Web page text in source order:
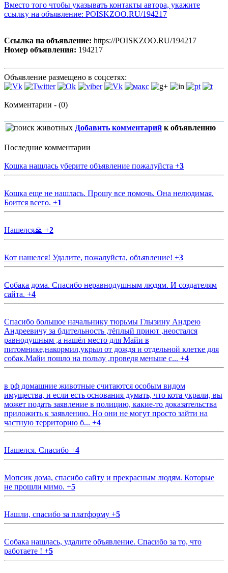
Вместо того чтобы указывать контакты автора, укажите
ссылку на объявление: POISKZOO.RU/194217
Ссылка на объявление: https://POISKZOO.RU/194217
Номер объявления: 194217
Объявление размещено в соцсетях:
Комментарии - (0)
Добавить комментарий к объявлению
Последние комментарии
Кошка нашлась уберите объявление пожалуйста +3
Кошка еще не нашлась. Прошу все помочь. Она нелюдимая.
Боится всего. +1
Нашелся🙏 +2
Кот нашелся! Удалите, пожалуйста, объявление! +3
Собака дома. Спасибо неравнодушным людям. И создателям
сайта. +4
Спасибо большое начальнику тюрьмы Глызину Андрею
Андреевичу за бдительность ,тёплый приют ,неостался
равнодушным ,а нашёл место для Майи в
питомнике,накормил,укрыл от дождя и отдельной клетке для
собак.Майи пошло на пользу ,проведя меньше с... +4
в рф домашние животные считаются особым видом
имущества, и если есть основания думать, что кота украли, вы
может подать заявление в полицию, какие-то доказательства
приложить к заявлению. Но они не могут просто зайти на
частную территорию б... +4
Нашелся. Спасибо +4
Мопсик дома, спасибо сайту и прекрасным людям. Которые
не прошли мимо. +5
Нашли, спасибо за платформу +5
Собака нашлась, удалите объявление. Спасибо за то, что
работаете ! +5